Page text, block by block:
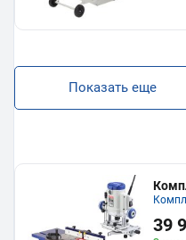
Показать еще
39